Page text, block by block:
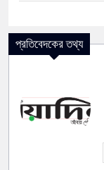
প্রতিবেদকের তথ্য